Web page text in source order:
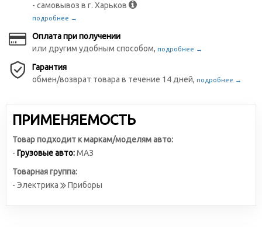
- самовывоз в г. Харьков
подробнее →
Оплата при получении
или другим удобным способом, подробнее →
Гарантия
обмен/возврат товара в течение 14 дней, подробнее →
ПРИМЕНЯЕМОСТЬ
Товар подходит к маркам/моделям авто:
- Грузовые авто:МАЗ
Товарная группа:
- Электрика
Приборы